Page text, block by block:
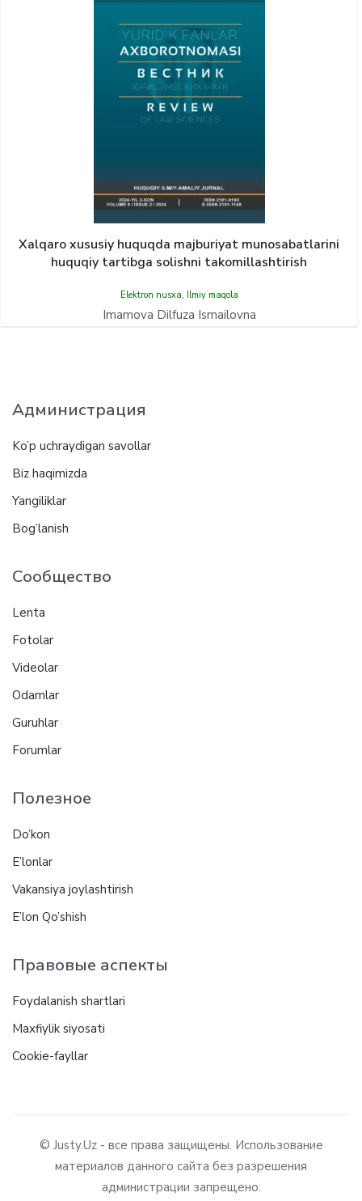
Xalqaro xususiy huquqda majburiyat munosabatlarini
huquqiy tartibga solishni takomillashtirish
Elektron nusxa, Ilmiy maqola
Imamova Dilfuza Ismailovna
Администрация
Ko’p uchraydigan savollar
Biz haqimizda
Yangiliklar
Bog’lanish
Сообщество
Lenta
Fotolar
Videolar
Odamlar
Guruhlar
Forumlar
Полезное
Do’kon
E’lonlar
Vakansiya joylashtirish
E’lon Qo’shish
Правовые аспекты
Foydalanish shartlari
Maxfiylik siyosati
Cookie-fayllar
© Justy.Uz - все права защищены. Использование
материалов данного сайта без разрешения
администрации запрещено.